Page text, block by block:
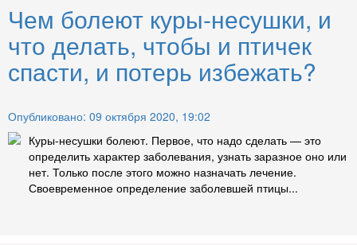
Чем болеют куры-несушки, и
что делать, чтобы и птичек
спасти, и потерь избежать?
Опубликовано: 09 октября 2020, 19:02
Куры-несушки болеют. Первое, что надо сделать — это
определить характер заболевания, узнать заразное оно или
нет. Только после этого можно назначать лечение.
Своевременное определение заболевшей птицы...